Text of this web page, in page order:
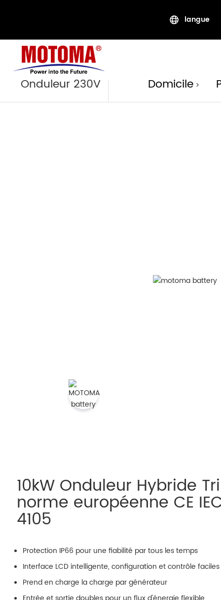
langue
Onduleur 230V Domicile >
10kW Onduleur Hybride
norme européenne CE
4105
Protection IP66 pour une fiabilité par tous les temps
Interface LCD intelligente, configuration et contrôle faciles
Prend en charge la charge par générateur